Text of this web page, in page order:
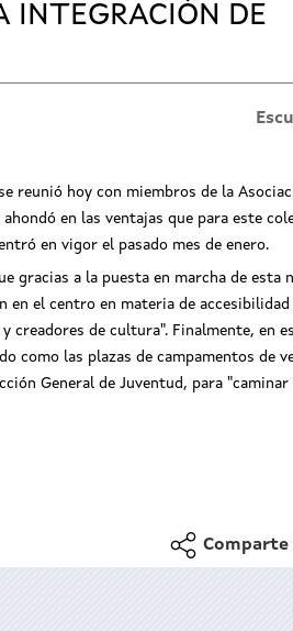
INTEGRACIÓN DE
reunió hoy con miembros de la
en las ventajas que para este
en vigor el pasado mes de enero.
gracias a la puesta en marcha de esta
en el centro en materia de accesibilidad
de cultura". Finalmente, en
como las plazas de campamentos de
General de Juventud, para "caminar
Comparte